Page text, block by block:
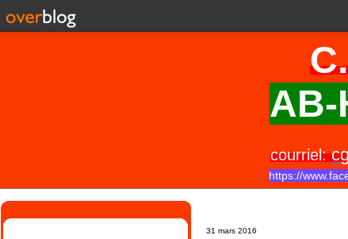
AB-
courriel:
https://
31 mars 2016